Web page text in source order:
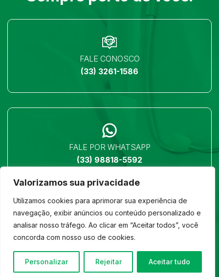
Valorizamos sua privacidade
Utilizamos cookies para aprimorar sua experiência de
navegação, exibir anúncios ou conteúdo personalizado e
analisar nosso tráfego. Ao clicar em “Aceitar todos”, você
concorda com nosso uso de cookies.
Personalizar Rejeitar Aceitar tudo
FALE CONOSCO
(33) 3261-1586
FALE POR WHATSAPP
(33) 98818-5592
LOCALIZAÇÃO